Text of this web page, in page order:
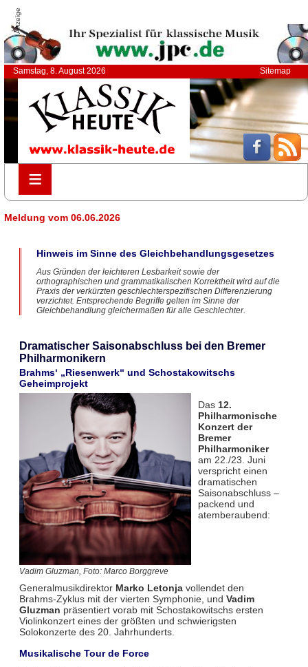
Anzeige
Samstag, 8. August 2026 Sitemap
≡
≡
Meldung vom 06.06.2026
Hinweis im Sinne des Gleichbehandlungsgesetzes
Aus Gründen der leichteren Lesbarkeit sowie der
orthographischen und grammatikalischen Korrektheit wird auf die
Praxis der verkürzten geschlechterspezifischen Differenzierung
verzichtet. Entsprechende Begriffe gelten im Sinne der
Gleichbehandlung gleichermaßen für alle Geschlechter.
Dramatischer Saisonabschluss bei den Bremer
Philharmonikern
Brahms‘ „Riesenwerk“ und Schostakowitschs
Geheimprojekt
Vadim Gluzman, Foto: Marco Borggreve
Das 12.
Philharmonische
Konzert der
Bremer
Philharmoniker
am 22./23. Juni
verspricht einen
dramatischen
Saisonabschluss –
packend und
atemberaubend:
Generalmusikdirektor Marko Letonjavollendet den
Brahms-Zyklus mit der vierten Symphonie, und Vadim
Gluzman präsentiert vorab mit Schostakowitschs ersten
Violinkonzert eines der größten und schwierigsten
Solokonzerte des 20. Jahrhunderts.
Musikalische Tour de Force